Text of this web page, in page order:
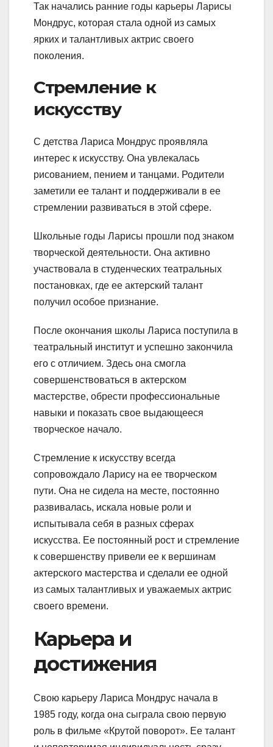
Так начались ранние годы карьеры Ларисы
Мондрус, которая стала одной из самых
ярких и талантливых актрис своего
поколения.
Стремление к
искусству
С детства Лариса Мондрус проявляла
интерес к искусству. Она увлекалась
рисованием, пением и танцами. Родители
заметили ее талант и поддерживали в ее
стремлении развиваться в этой сфере.
Школьные годы Ларисы прошли под знаком
творческой деятельности. Она активно
участвовала в студенческих театральных
постановках, где ее актерский талант
получил особое признание.
После окончания школы Лариса поступила в
театральный институт и успешно закончила
его с отличием. Здесь она смогла
совершенствоваться в актерском
мастерстве, обрести профессиональные
навыки и показать свое выдающееся
творческое начало.
Стремление к искусству всегда
сопровождало Ларису на ее творческом
пути. Она не сидела на месте, постоянно
развивалась, искала новые роли и
испытывала себя в разных сферах
искусства. Ее постоянный рост и стремление
к совершенству привели ее к вершинам
актерского мастерства и сделали ее одной
из самых талантливых и уважаемых актрис
своего времени.
Карьера и
достижения
Свою карьеру Лариса Мондрус начала в
1985 году, когда она сыграла свою первую
роль в фильме «Крутой поворот». Ее талант